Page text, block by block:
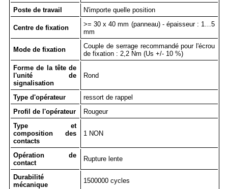
Poste de travail N'importe quelle position
Centre de fixation
>= 30 x 40 mm (panneau) - épaisseur : 1…5
mm
Mode de fixation
Couple de serrage recommandé pour l'écrou
de fixation : 2,2 Nm (Us +/- 10 %)
Forme de la tête de
l'unité de
signalisation
Rond
Type d'opérateur
ressort de rappel
Profil de l'opérateur
Rougeur
Type et
composition des
contacts
1 NON
Opération de
contact
Rupture lente
Durabilité
mécanique
1500000 cycles